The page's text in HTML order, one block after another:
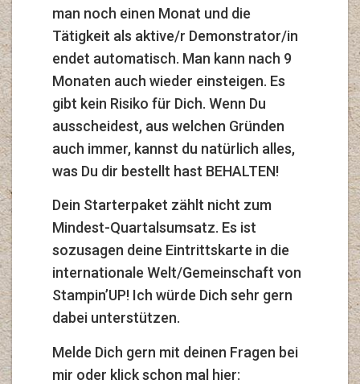
man noch einen Monat und die
Tätigkeit als aktive/r Demonstrator/in
endet automatisch. Man kann nach 9
Monaten auch wieder einsteigen. Es
gibt kein Risiko für Dich. Wenn Du
ausscheidest, aus welchen Gründen
auch immer, kannst du natürlich alles,
was Du dir bestellt hast BEHALTEN!
Dein Starterpaket zählt nicht zum
Mindest-Quartalsumsatz. Es ist
sozusagen deine Eintrittskarte in die
internationale Welt/Gemeinschaft von
Stampin’UP! Ich würde Dich sehr gern
dabei unterstützen.
Melde Dich gern mit deinen Fragen bei
mir oder klick schon mal hier: